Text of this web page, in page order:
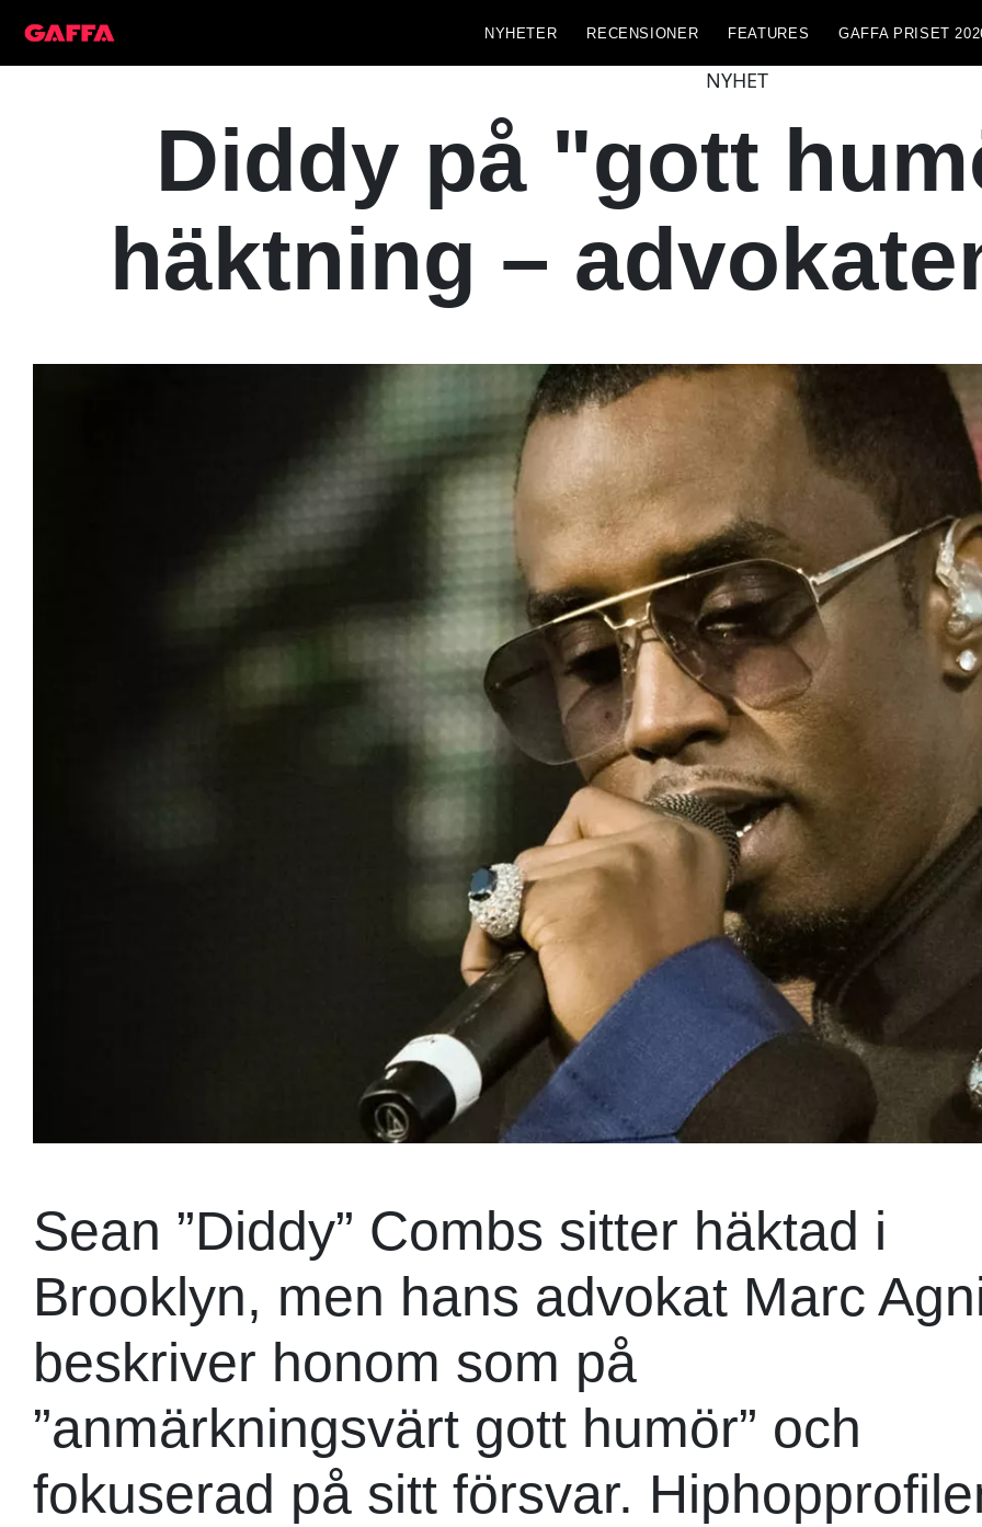
NYHETER RECENSIONER FEATURES GAFFA PRISET
NYHET
Diddy på "gott
häktning –
Sean ”Diddy” Combs sitter häktad i
Brooklyn, men hans advokat Marc
beskriver honom som på
”anmärkningsvärt gott humör” och
fokuserad på sitt försvar.